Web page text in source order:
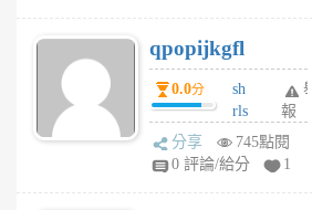
6
個
月
前
qpopijkgfl
0.0分
sh
rls
k
m
舉
報
分享
745點閱
0 評論/給分
1